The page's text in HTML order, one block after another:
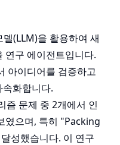
(LLM)을 활용하여 새
연구 에이전트입니다.
아이디어를 검증하고
화합니다.
즘 문제 중 2개에서 인
였으며, 특히 "Packing
성했습니다. 이 연구